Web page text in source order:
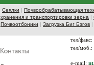
Сеялки | Почвообрабатывающая
хранения и транспортировки зерна |
Почвоотбоники | Загрузка Биг Бэгов |
тел/факс:
тел/моб.:
e-mail: